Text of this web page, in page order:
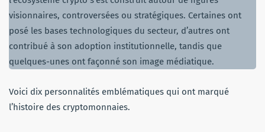
visionnaires, controversées ou stratégiques. Certaines ont
posé les bases technologiques du secteur, d’autres ont
contribué à son adoption institutionnelle, tandis que
quelques-unes ont façonné son image médiatique.
Voici dix personnalités emblématiques qui ont marqué
l’histoire des cryptomonnaies.